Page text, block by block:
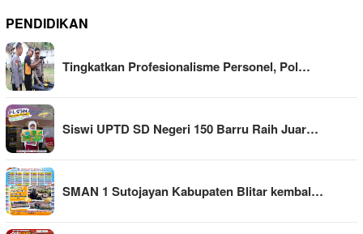
PENDIDIKAN
Tingkatkan Profesionalisme Personel, Pol…
Siswi UPTD SD Negeri 150 Barru Raih Juar…
SMAN 1 Sutojayan Kabupaten Blitar kembal…